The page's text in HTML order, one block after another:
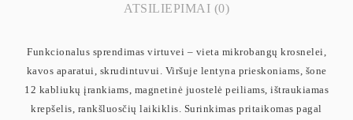
ATSILIEPIMAI (0)
Funkcionalus sprendimas virtuvei – vieta mikrobangų krosnelei,
kavos aparatui, skrudintuvui. Viršuje lentyna prieskoniams, šone
12 kabliukų įrankiams, magnetinė juostelė peiliams, ištraukiamas
krepšelis, rankšluosčių laikiklis. Surinkimas pritaikomas pagal